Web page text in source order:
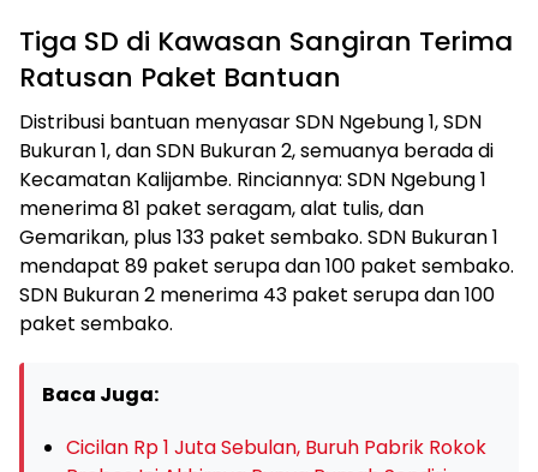
Tiga SD di Kawasan Sangiran Terima
Ratusan Paket Bantuan
Distribusi bantuan menyasar SDN Ngebung 1, SDN
Bukuran 1, dan SDN Bukuran 2, semuanya berada di
Kecamatan Kalijambe. Rinciannya: SDN Ngebung 1
menerima 81 paket seragam, alat tulis, dan
Gemarikan, plus 133 paket sembako. SDN Bukuran 1
mendapat 89 paket serupa dan 100 paket sembako.
SDN Bukuran 2 menerima 43 paket serupa dan 100
paket sembako.
Baca Juga:
Cicilan Rp 1 Juta Sebulan, Buruh Pabrik Rokok